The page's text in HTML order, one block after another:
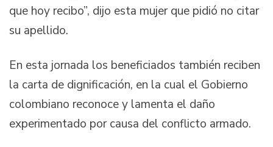
que hoy recibo”, dijo esta mujer que pidió no citar
su apellido.
En esta jornada los beneficiados también reciben
la carta de dignificación, en la cual el Gobierno
colombiano reconoce y lamenta el daño
experimentado por causa del conflicto armado.